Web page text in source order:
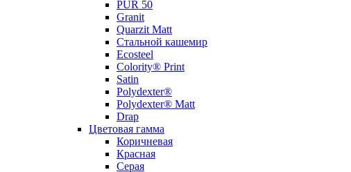
PUR 50
Granit
Quarzit Matt
Стальной кашемир
Ecosteel
Colority® Print
Satin
Polydexter®
Polydexter® Matt
Drap
Цветовая гамма
Коричневая
Красная
Серая